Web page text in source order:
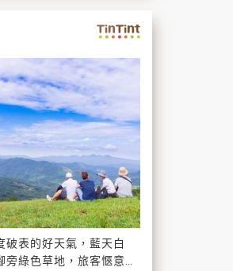
破表的好天氣，藍天白
旁綠色草地，旅客愜意地